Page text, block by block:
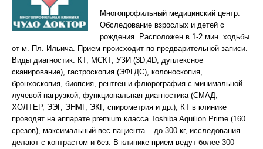
Многопрофильный медицинский центр.
Обследование взрослых и детей с
рождения. Расположен в 1-2 мин. ходьбы
от м. Пл. Ильича. Прием происходит по предварительной записи.
Виды диагностик: КТ, МСКТ, УЗИ (3D,4D, дуплексное
сканирование), гастроскопия (ЭФГДС), колоноскопия,
бронхоскопия, биопсия, рентген и флюрография с минимальной
лучевой нагрузкой, функциональная диагностика (СМАД,
ХОЛТЕР, ЭЭГ, ЭНМГ, ЭКГ, спирометрия и др.); КТ в клинике
проводят на аппарате premium класса Toshiba Aquilion Prime (160
срезов), максимальный вес пациента – до 300 кг, исследования
делают с контрастом и без. В клинике прием ведут более 300